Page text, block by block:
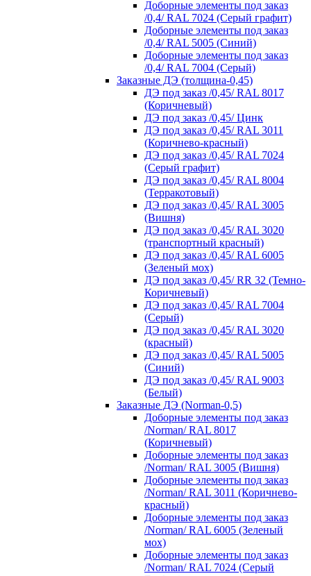
Доборные элементы под заказ
/0,4/ RAL 7024 (Серый графит)
Доборные элементы под заказ
/0,4/ RAL 5005 (Синий)
Доборные элементы под заказ
/0,4/ RAL 7004 (Серый)
Заказные ДЭ (толщина-0,45)
ДЭ под заказ /0,45/ RAL 8017
(Коричневый)
ДЭ под заказ /0,45/ Цинк
ДЭ под заказ /0,45/ RAL 3011
(Коричнево-красный)
ДЭ под заказ /0,45/ RAL 7024
(Серый графит)
ДЭ под заказ /0,45/ RAL 8004
(Терракотовый)
ДЭ под заказ /0,45/ RAL 3005
(Вишня)
ДЭ под заказ /0,45/ RAL 3020
(транспортный красный)
ДЭ под заказ /0,45/ RAL 6005
(Зеленый мох)
ДЭ под заказ /0,45/ RR 32 (Темно-
Коричневый)
ДЭ под заказ /0,45/ RAL 7004
(Серый)
ДЭ под заказ /0,45/ RAL 3020
(красный)
ДЭ под заказ /0,45/ RAL 5005
(Синий)
ДЭ под заказ /0,45/ RAL 9003
(Белый)
Заказные ДЭ (Norman-0,5)
Доборные элементы под заказ
/Norman/ RAL 8017
(Коричневый)
Доборные элементы под заказ
/Norman/ RAL 3005 (Вишня)
Доборные элементы под заказ
/Norman/ RAL 3011 (Коричнево-
красный)
Доборные элементы под заказ
/Norman/ RAL 6005 (Зеленый
мох)
Доборные элементы под заказ
/Norman/ RAL 7024 (Серый